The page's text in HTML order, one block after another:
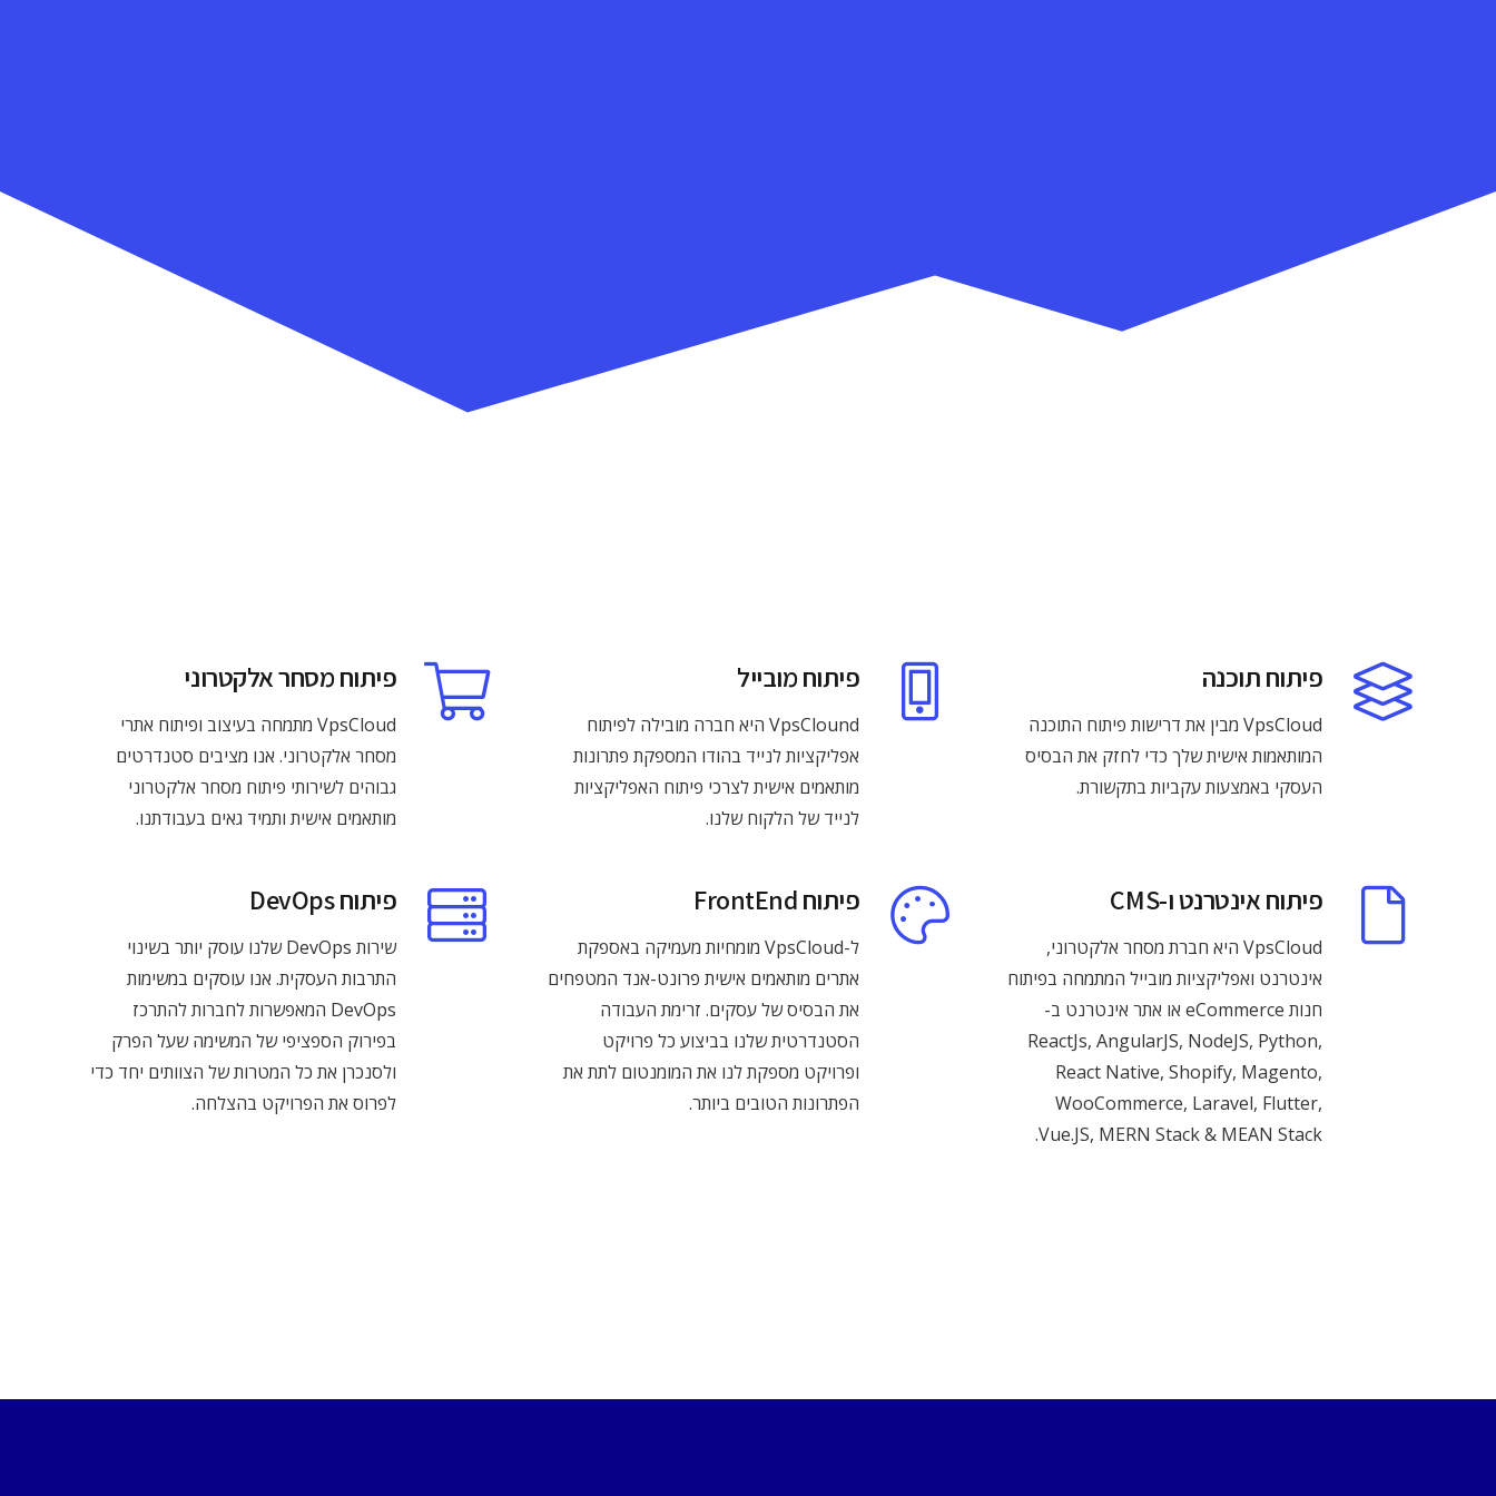
פיתוח תוכנה
VpsCloud מבין את דרישות פיתוח התוכנה
המותאמות אישית שלך כדי לחזק את הבסיס
העסקי באמצעות עקביות בתקשורת.
פיתוח מובייל
VpsClound היא חברה מובילה לפיתוח
אפליקציות לנייד בהודו המספקת פתרונות
מותאמים אישית לצרכי פיתוח האפליקציות
לנייד של הלקוח שלנו.
פיתוח מסחר אלקטרוני
VpsCloud מתמחה בעיצוב ופיתוח אתרי
מסחר אלקטרוני. אנו מציבים סטנדרטים
גבוהים לשירותי פיתוח מסחר אלקטרוני
מותאמים אישית ותמיד גאים בעבודתנו.
פיתוח אינטרנט ו-CMS
VpsCloud היא חברת מסחר אלקטרוני,
אינטרנט ואפליקציות מובייל המתמחה בפיתוח
חנות eCommerce או אתר אינטרנט ב-
ReactJs, AngularJS, NodeJS, Python,
React Native, Shopify, Magento,
WooCommerce, Laravel, Flutter,
Vue.JS, MERN Stack & MEAN Stack.
פיתוח FrontEnd
ל-VpsCloud מומחיות מעמיקה באספקת
אתרים מותאמים אישית פרונט-אנד המטפחים
את הבסיס של עסקים. זרימת העבודה
הסטנדרטית שלנו בביצוע כל פרויקט
ופרויקט מספקת לנו את המומנטום לתת את
הפתרונות הטובים ביותר.
פיתוח DevOps
שירות DevOps שלנו עוסק יותר בשינוי
התרבות העסקית. אנו עוסקים במשימות
DevOps המאפשרות לחברות להתרכז
בפירוק הספציפי של המשימה שעל הפרק
ולסנכרן את כל המטרות של הצוותים יחד כדי
לפרוס את הפרויקט בהצלחה.